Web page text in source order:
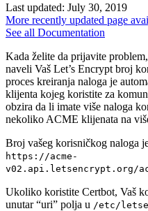
Last updated: July 30, 2019
More recently updated page
See all Documentation
Kada želite da prijavite
naveli Vaš Let’s Encrypt broj
proces kreiranja naloga je
klijenta kojeg koristite za
obzira da li imate više naloga
nekoliko ACME klijenata na
Broj vašeg korisničkog naloga
https://acme-
v02.api.letsencrypt.org/
Ukoliko koristite Certbot, Vaš
unutar “uri” polja u /etc/